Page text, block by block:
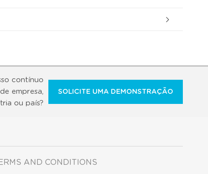
contínuo
empresa,
ou país?
SOLICITE UMA DEMONSTRAÇÃO
AND CONDITIONS